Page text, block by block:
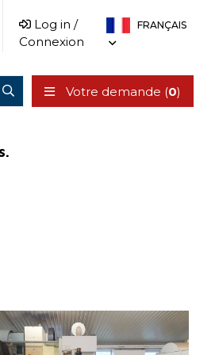
Log in /
Connexion
FRANÇAIS
Votre demande (0)
production:
contrôle
OUI